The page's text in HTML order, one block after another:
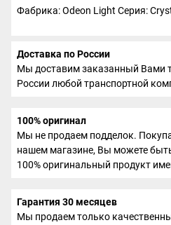
Фабрика: Odeon Light Серия:
Доставка по России
Мы доставим заказанный Вами
России любой транспортной
100% оригинал
Мы не продаем подделок.
нашем магазине, Вы можете
100% оригинальный продукт
Гарантия 30 месяцев
Мы продаем только